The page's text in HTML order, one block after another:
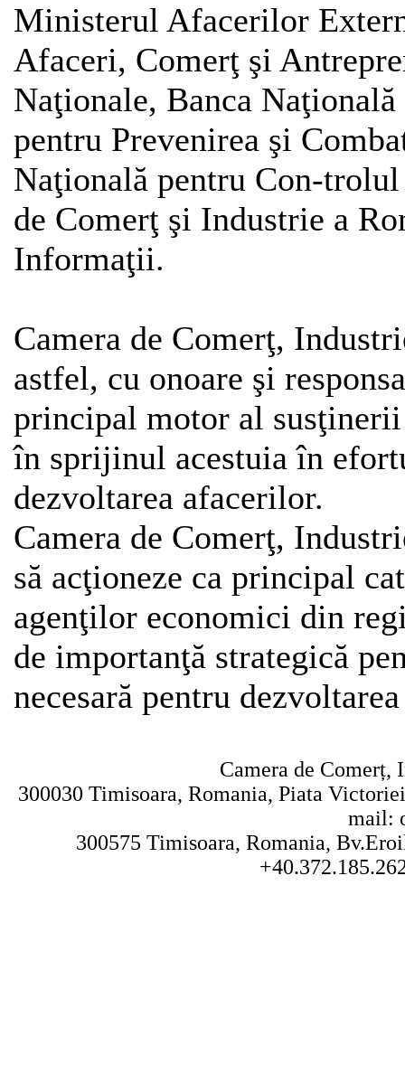
Ministerul Afacerilor
Afaceri, Comerţ şi
Naţionale, Banca
pentru Prevenirea şi
Naţională pentru Con-
de Comerţ şi Industrie a
Informaţii.
Camera de Comerţ,
astfel, cu onoare şi
principal motor al
în sprijinul acestuia în
dezvoltarea afacerilor.
Camera de Comerţ,
să acţioneze ca principal
agenţilor economici din
de importanţă strategică
necesară pentru
Camera de
300030 Timisoara, Romania, Piata
mail:
300575 Timisoara, Romania,